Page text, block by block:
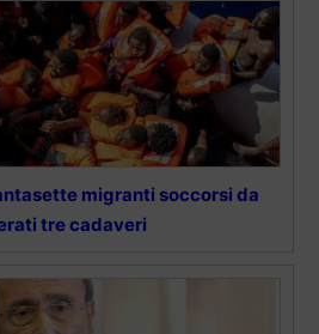
migranti soccorsi da
tre cadaveri